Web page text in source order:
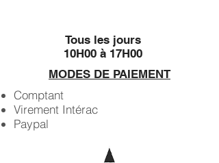
Tous les jours
10H00 à 17H00
MODES DE PAIEMENT
Comptant
Virement Intérac
Paypal